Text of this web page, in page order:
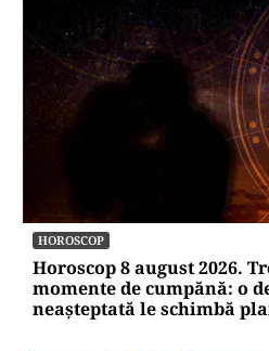
Transgaz vrea
dezvoltatorul
de gaze
Oficiuldestiri.ro
Atacurile
repetă
comunicările
pentru
Alte Articole